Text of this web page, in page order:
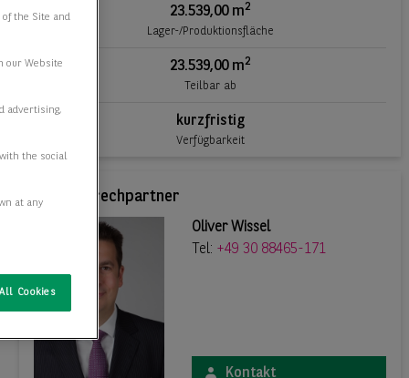
23.539,00 m2
Lager-/Produktionsfläche
23.539,00 m2
Teilbar ab
kurzfristig
Verfügbarkeit
Ihr Ansprechpartner
Oliver Wissel
Tel: +49 30 88465-171
Kontakt
the Site and
our Website
advertising,
the social
at any
Cookies